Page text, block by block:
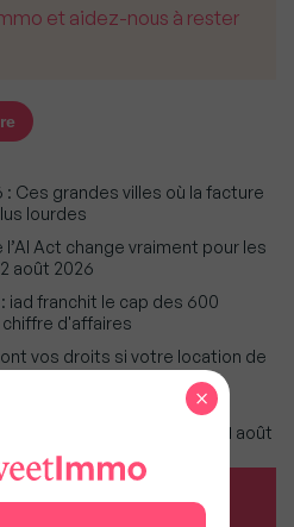
et aidez-nous à rester
: Ces grandes villes où la facture
lourdes
Act change vraiment pour les
août 2026
iad franchit le cap des 600
d'affaires
vos droits si votre location de
règles applicables dès le 11 août
×